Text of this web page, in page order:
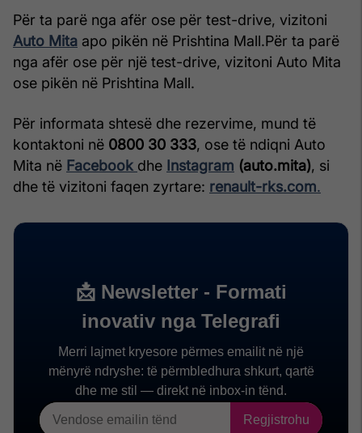
Për ta parë nga afër ose për test-drive, vizitoni
Auto Mita apo pikën në Prishtina Mall.Për ta parë
nga afër ose për një test-drive, vizitoni Auto Mita
ose pikën në Prishtina Mall.
Për informata shtesë dhe rezervime, mund të
kontaktoni në 0800 30 333, ose të ndiqni Auto
Mita në Facebook dhe Instagram (auto.mita), si
dhe të vizitoni faqen zyrtare: renault-rks.com.